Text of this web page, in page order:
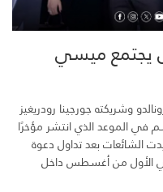
يجتمع ميسي
وشريكته جورجينا رودريغيز
في الموعد الذي انتشر مؤخرًا
الشائعات بعد تداول دعوة
الأول من أغسطس داخل